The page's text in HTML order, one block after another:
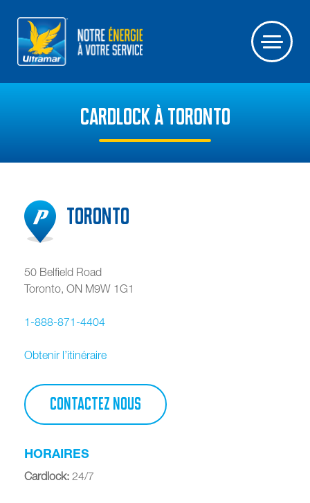
CARDLOCK À TORONTO
Toronto
50 Belfield Road
Toronto, ON M9W 1G1
1-888-871-4404
Obtenir l’itinéraire
CONTACTEZ NOUS
HORAIRES
Cardlock: 24/7